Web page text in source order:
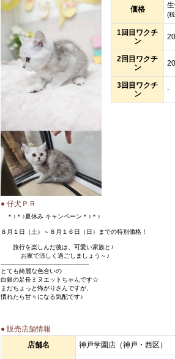
価格
(
1回目ワクチ
ン
2回目ワクチ
ン
3回目ワクチ
ン
-
● 仔犬ＰＲ
＊♪＊♪夏休み キャンペーン＊♪＊♪
８月１日（土）～８月１６日（日）までの特別価格！
旅行を楽しんだ後は、可愛い家族と♪
お家で涼しく過ごしましょう～♪
------------------------------------------------
とても綺麗な色合いの
白銀の足長ミヌエットちゃんです☆
まだちょっと怖がりさんですが、
慣れたら甘々になる気配です♪
● 販売店舗情報
店舗名
神戸学園店（神戸・西区）